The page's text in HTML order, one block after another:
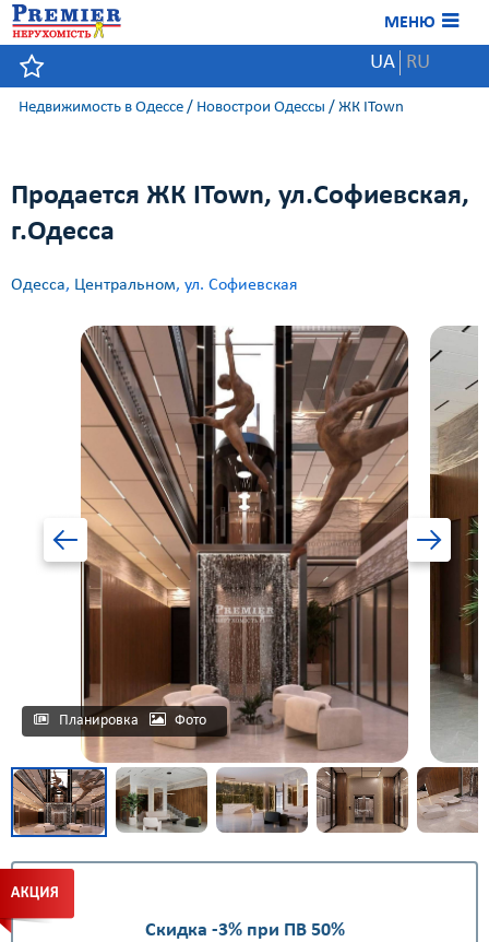
МЕНЮ
UA RU
Недвижимость в Одессе / Новострои Одессы / ЖК ITown
Продается ЖК ITown, ул.Софиевская,
г.Одесса
Одесса, Центральном, ул. Софиевская
Планировка Фото
Скидка -3% при ПВ 50%